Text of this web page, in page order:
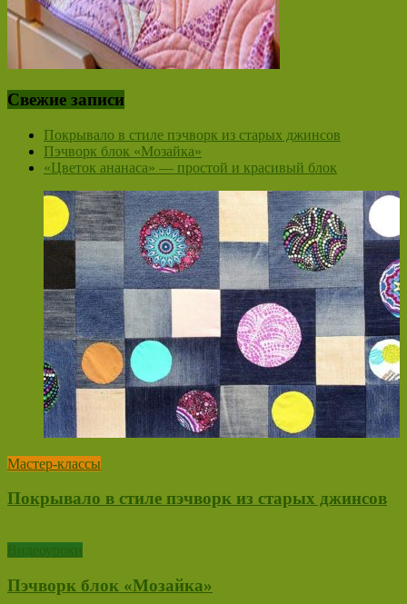
Свежие записи
Покрывало в стиле пэчворк из старых джинсов
Пэчворк блок «Мозайка»
«Цветок ананаса» — простой и красивый блок
Мастер-классы
Покрывало в стиле пэчворк из старых джинсов
Видеоуроки
Пэчворк блок «Мозайка»